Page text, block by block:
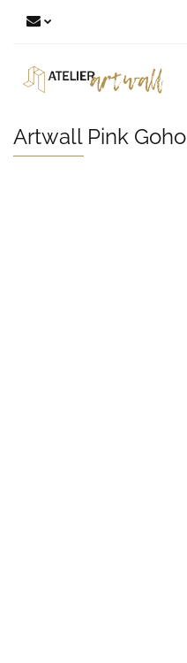
Artwall Pink Goho